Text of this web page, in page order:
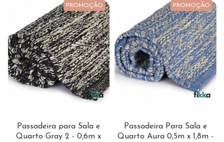
PROMOÇÃO
Passadeira para Sala e
Quarto Gray 2 - 0,6m x
PROMOÇÃO
Passadeira Para Sala e
Quarto Aura 0,5m x 1,8m -